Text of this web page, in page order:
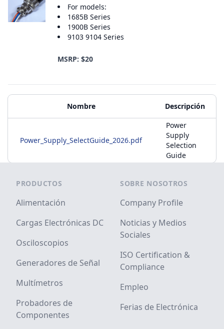
For models:
1685B Series
1900B Series
9103 9104 Series
MSRP: $20
Materiales adicionales
Nombre Descripción
Power_Supply_SelectGuide_2026.pdf
Power
Supply
Selection
Guide
PRODUCTOS
Alimentación
Cargas Electrónicas DC
Osciloscopios
Generadores de Señal
Multímetros
Probadores de
Componentes
SOBRE NOSOTROS
Company Profile
Noticias y Medios
Sociales
ISO Certification &
Compliance
Empleo
Ferias de Electrónica